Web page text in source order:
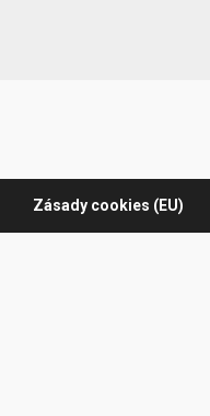
Zásady cookies (EU)